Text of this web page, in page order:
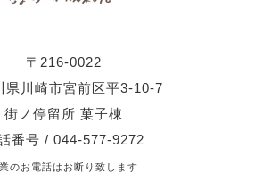
〒216-0022
県川崎市宮前区平3-10-7
街ノ停留所 菓子棟
番号 / 044-577-9272
のお電話はお断り致します